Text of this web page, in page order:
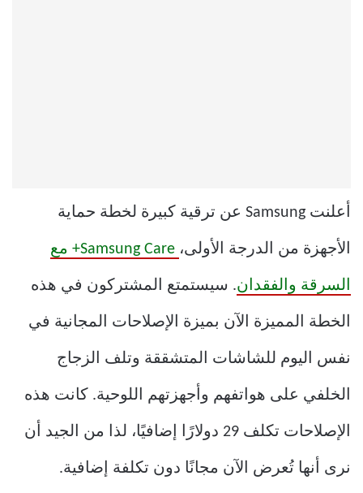
أعلنت Samsung عن ترقية كبيرة لخطة حماية
الأجهزة من الدرجة الأولى، Samsung Care+ مع
السرقة والفقدان. سيستمتع المشتركون في هذه
الخطة المميزة الآن بميزة الإصلاحات المجانية في
نفس اليوم للشاشات المتشققة وتلف الزجاج
الخلفي على هواتفهم وأجهزتهم اللوحية. كانت هذه
الإصلاحات تكلف 29 دولارًا إضافيًا، لذا من الجيد أن
نرى أنها تُعرض الآن مجانًا دون تكلفة إضافية.